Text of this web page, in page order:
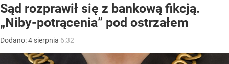
Sąd rozprawił się z bankową fikcją.
„Niby-potrącenia” pod ostrzałem
Dodano:4 sierpnia 6:32